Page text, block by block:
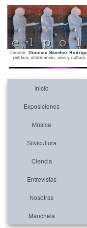
Director: Dionisio Sánchez
política, información, ocio y cultura
Inicio
Exposiciones
Música
Silvicultura
Ciencia
Entrevistas
Nosotras
Mancheta